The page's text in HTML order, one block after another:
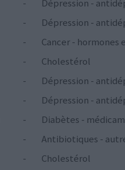
-
Dépression -
-
Dépression -
-
Cancer - hormones
-
Cholestérol
-
Dépression -
-
Dépression -
-
Diabètes -
-
Antibiotiques -
-
Cholestérol